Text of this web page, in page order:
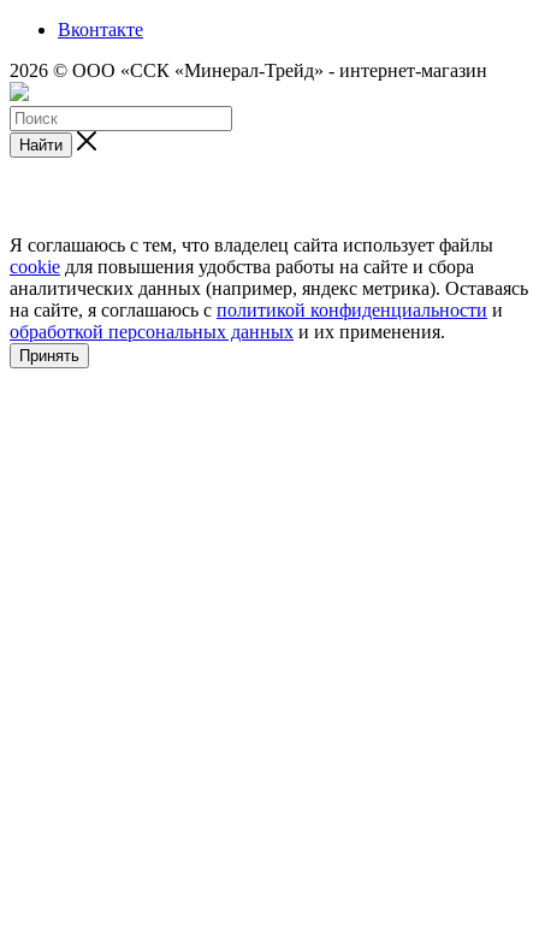
Вконтакте
2026 © ООО «ССК «Минерал-Трейд» - интернет-магазин
Найти
Я соглашаюсь с тем, что владелец сайта использует файлы
cookie для повышения удобства работы на сайте и сбора
аналитических данных (например, яндекс метрика). Оставаясь
на сайте, я соглашаюсь с политикой конфиденциальности и
обработкой персональных данных и их применения.
Принять